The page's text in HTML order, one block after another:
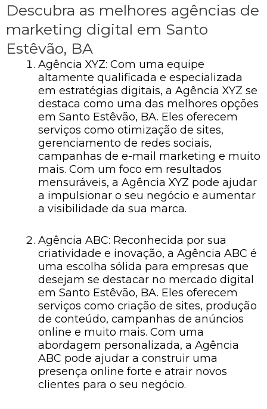
Descubra as melhores agências de
marketing digital em Santo
Estêvão, BA
Agência XYZ: Com uma equipe
altamente qualificada e especializada
em estratégias digitais, a Agência XYZ se
destaca como uma das melhores opções
em Santo Estêvão, BA. Eles oferecem
serviços como otimização de sites,
gerenciamento de redes sociais,
campanhas de e-mail marketing e muito
mais. Com um foco em resultados
mensuráveis, a Agência XYZ pode ajudar
a impulsionar o seu negócio e aumentar
a visibilidade da sua marca.
Agência ABC: Reconhecida por sua
criatividade e inovação, a Agência ABC é
uma escolha sólida para empresas que
desejam se destacar no mercado digital
em Santo Estêvão, BA. Eles oferecem
serviços como criação de sites, produção
de conteúdo, campanhas de anúncios
online e muito mais. Com uma
abordagem personalizada, a Agência
ABC pode ajudar a construir uma
presença online forte e atrair novos
clientes para o seu negócio.